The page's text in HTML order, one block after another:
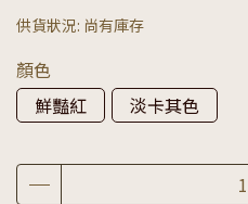
供貨狀況: 尚有庫存
顏色
鮮豔紅
淡卡其色